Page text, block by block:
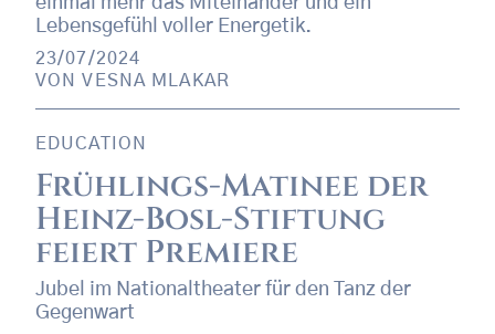
Lebensgefühl voller Energetik.
23/07/2024
VONVESNA MLAKAR
EDUCATION
Frühlings-Matinee der
Heinz-Bosl-Stiftung
feiert Premiere
Jubel im Nationaltheater für den Tanz der
Gegenwart